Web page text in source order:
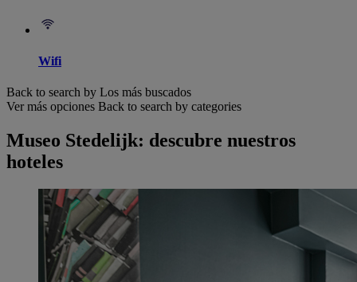
Wifi
Back to search by Los más buscados
Ver más opciones Back to search by categories
Museo Stedelijk: descubre nuestros
hoteles